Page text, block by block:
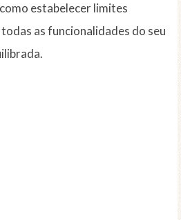
estabelecer limites
as funcionalidades do seu